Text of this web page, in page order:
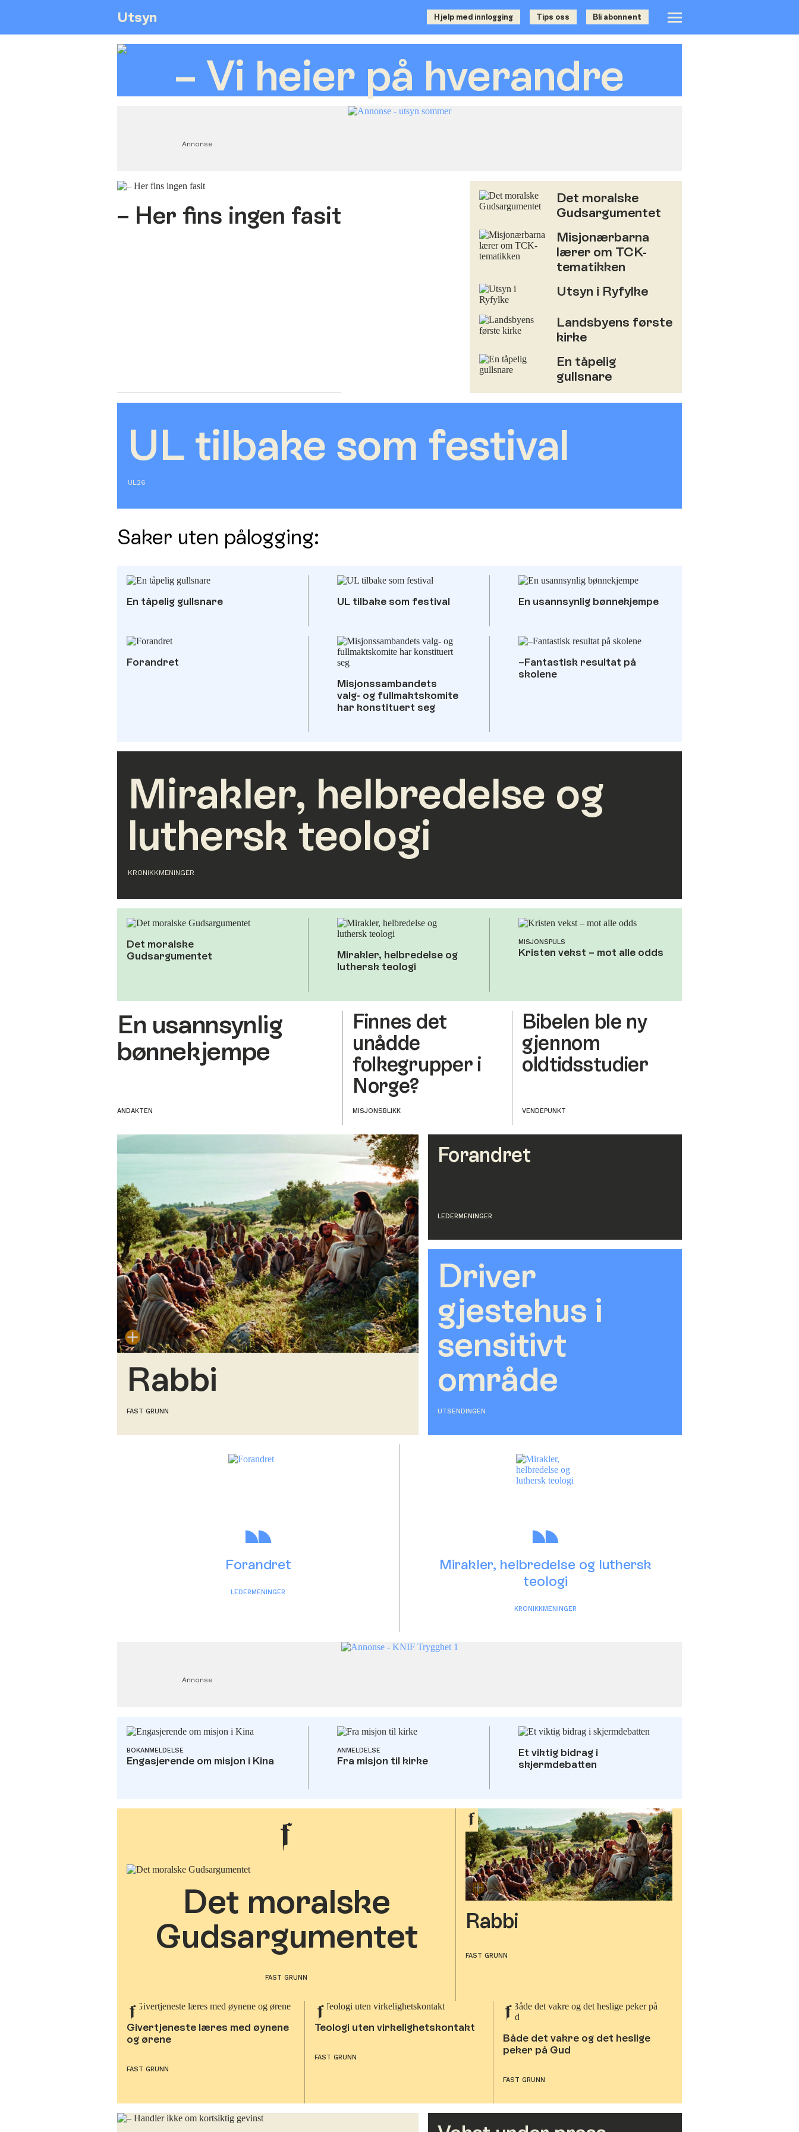
Utsyn Hjelp med innlogging Tips oss Bli abonnent
– Vi heier på hverandre
Annonse
– Her fins ingen fasit
Det moralske
Gudsargumentet
Misjonærbarna
lærer om TCK-
tematikken
Utsyn i Ryfylke
Landsbyens første
kirke
En tåpelig
gullsnare
UL tilbake som festival
UL26
Saker uten pålogging:
En tåpelig gullsnare UL tilbake som festival En usannsynlig bønnekjempe
Forandret
Misjonssambandets
valg- og fullmaktskomite
har konstituert seg
–Fantastisk resultat på
skolene
Mirakler, helbredelse og
luthersk teologi
KRONIKKMENINGER
Det moralske
Gudsargumentet
Mirakler, helbredelse og
luthersk teologi
MISJONSPULS
Kristen vekst – mot alle odds
En usannsynlig
bønnekjempe
ANDAKTEN
Finnes det
unådde
folkegrupper i
Norge?
MISJONSBLIKK
Bibelen ble ny
gjennom
oldtidsstudier
VENDEPUNKT
Rabbi
FAST GRUNN
Forandret
LEDERMENINGER
Driver
gjestehus i
sensitivt
område
UTSENDINGEN
Forandret
LEDER MENINGER
Mirakler, helbredelse og luthersk
teologi
KRONIKKMENINGER
Annonse
BOKANMELDELSE
Engasjerende om misjon i Kina
ANMELDELSE
Fra misjon til kirke
Et viktig bidrag i
skjermdebatten
Det moralske
Gudsargumentet
FAST GRUNN
Rabbi
FAST GRUNN
Givertjeneste læres med øynene
og ørene
FAST GRUNN
Teologi uten virkelighetskontakt
FAST GRUNN
Både det vakre og det heslige
peker på Gud
FAST GRUNN